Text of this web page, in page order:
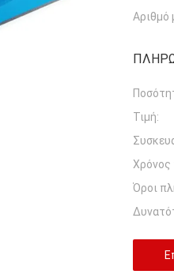
Αριθμό
Τιμή:
Χρόνος
Όροι